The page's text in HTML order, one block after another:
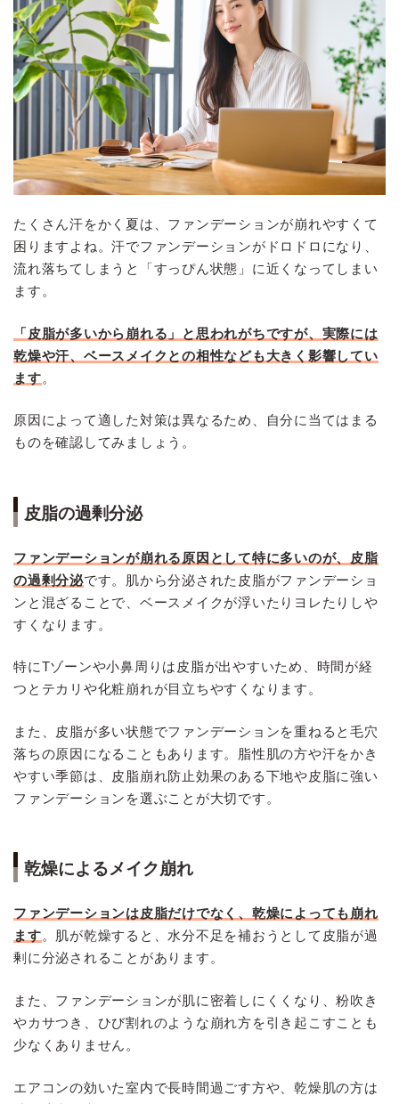
たくさん汗をかく夏は、ファンデーションが崩れやすくて
困りますよね。汗でファンデーションがドロドロになり、
流れ落ちてしまうと「すっぴん状態」に近くなってしまい
ます。
「皮脂が多いから崩れる」と思われがちですが、実際には
乾燥や汗、ベースメイクとの相性なども大きく影響してい
ます。
原因によって適した対策は異なるため、自分に当てはまる
ものを確認してみましょう。
皮脂の過剰分泌
ファンデーションが崩れる原因として特に多いのが、皮脂
の過剰分泌です。肌から分泌された皮脂がファンデーショ
ンと混ざることで、ベースメイクが浮いたりヨレたりしや
すくなります。
特にTゾーンや小鼻周りは皮脂が出やすいため、時間が経
つとテカリや化粧崩れが目立ちやすくなります。
また、皮脂が多い状態でファンデーションを重ねると毛穴
落ちの原因になることもあります。脂性肌の方や汗をかき
やすい季節は、皮脂崩れ防止効果のある下地や皮脂に強い
ファンデーションを選ぶことが大切です。
乾燥によるメイク崩れ
ファンデーションは皮脂だけでなく、乾燥によっても崩れ
ます。肌が乾燥すると、水分不足を補おうとして皮脂が過
剰に分泌されることがあります。
また、ファンデーションが肌に密着しにくくなり、粉吹き
やカサつき、ひび割れのような崩れ方を引き起こすことも
少なくありません。
エアコンの効いた室内で長時間過ごす方や、乾燥肌の方は